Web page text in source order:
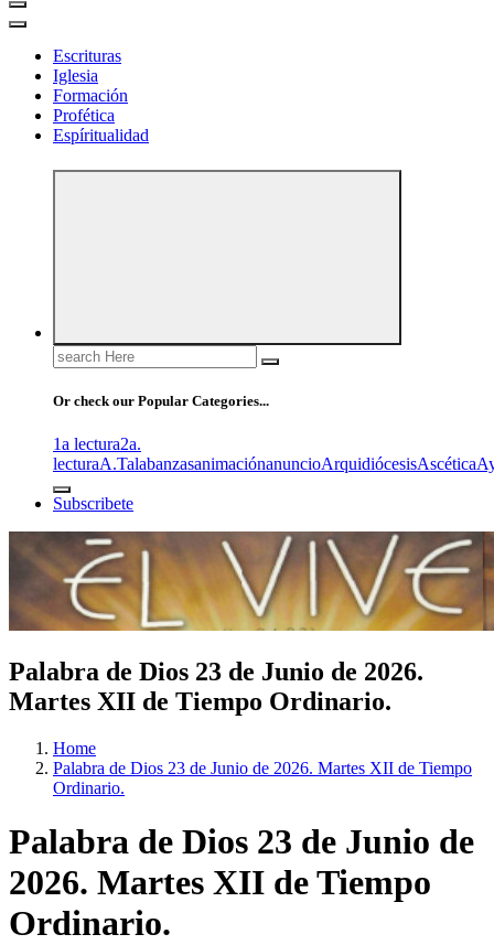
Escrituras
Iglesia
Formación
Profética
Espíritualidad
Search
for:
Or check our Popular Categories...
1a lectura2a.
lecturaA.TalabanzasanimaciónanuncioArquidiócesisAscética
Subscribete
Palabra de Dios 23 de Junio de 2026.
Martes XII de Tiempo Ordinario.
Home
Palabra de Dios 23 de Junio de 2026. Martes XII de Tiempo
Ordinario.
Palabra de Dios 23 de Junio de
2026. Martes XII de Tiempo
Ordinario.